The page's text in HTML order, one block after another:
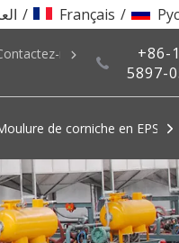
/ Français /
nous
+86-
5897-
de corniche en EPS